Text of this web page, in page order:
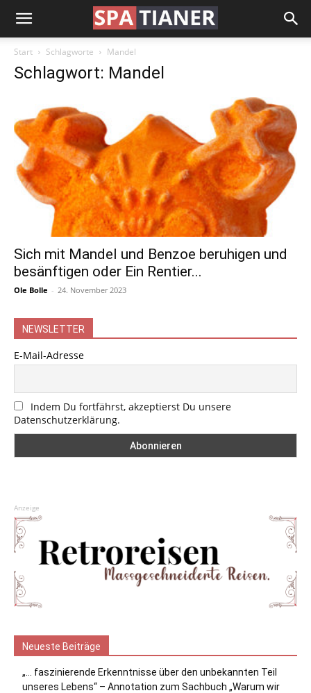
Start Schlagworte Mandel
Schlagwort: Mandel
Sich mit Mandel und Benzoe beruhigen und
besänftigen oder Ein Rentier...
Ole Bolle - 24. November 2023
NEWSLETTER
E-Mail-Adresse
Indem Du fortfährst, akzeptierst Du unsere
Datenschutzerklärung.
Anzeige
Neueste Beiträge
„… faszinierende Erkenntnisse über den unbekannten Teil
unseres Lebens“ – Annotation zum Sachbuch „Warum wir